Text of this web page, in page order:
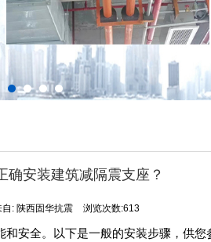
确安装建筑减隔震支座？
: 陕西固华抗震 浏览次数:613
安全。以下是一般的安装步骤，供您